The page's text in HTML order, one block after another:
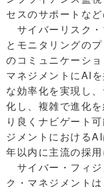
セスのサポートなど
サイバーリスク
とモニタリングの
のコミュニケーシ
マネジメントにAI
な効率化を実現し
化し、複雑で進化
り良くナビゲート
ジメントにおける
年以内に主流の採用
サイバー・フィ
ク・マネジメント